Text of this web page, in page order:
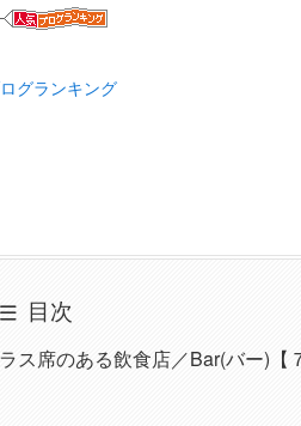
グランキング
目次
ス席のある飲食店／Bar(バー)【